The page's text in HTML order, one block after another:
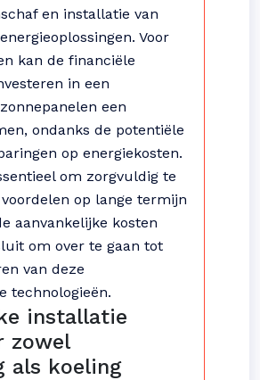
en installatie van
Voor
kan de financiële
in een
een
ondanks de potentiële
op energiekosten.
om zorgvuldig te
op lange termijn
aanvankelijke kosten
om over te gaan tot
van deze
technologieën.
installatie
zowel
als koeling